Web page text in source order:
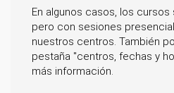
En algunos casos, los cursos
pero con sesiones
nuestros centros. También
pestaña "centros, fechas y
más información.